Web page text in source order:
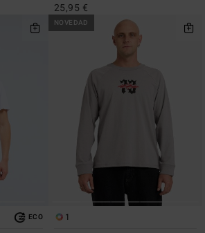
25,95 €
ECO
NOVEDAD
1